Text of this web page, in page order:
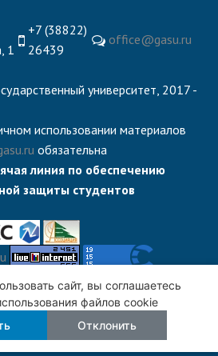
1
+7 (38822)
26439
office@gasu.ru
университет, 2017 -
использовании материалов
обязательна
линия по обеспечению
защиты студентов
сайт, вы соглашаетесь
файлов cookie
Отклонить